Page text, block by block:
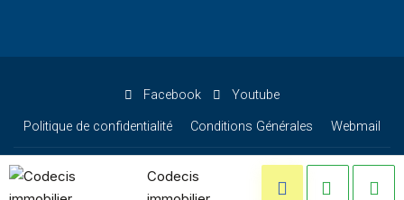
Facebook Youtube
Politique de confidentialité Conditions Générales Webmail
© Codecis - All rights reserved
Codecis